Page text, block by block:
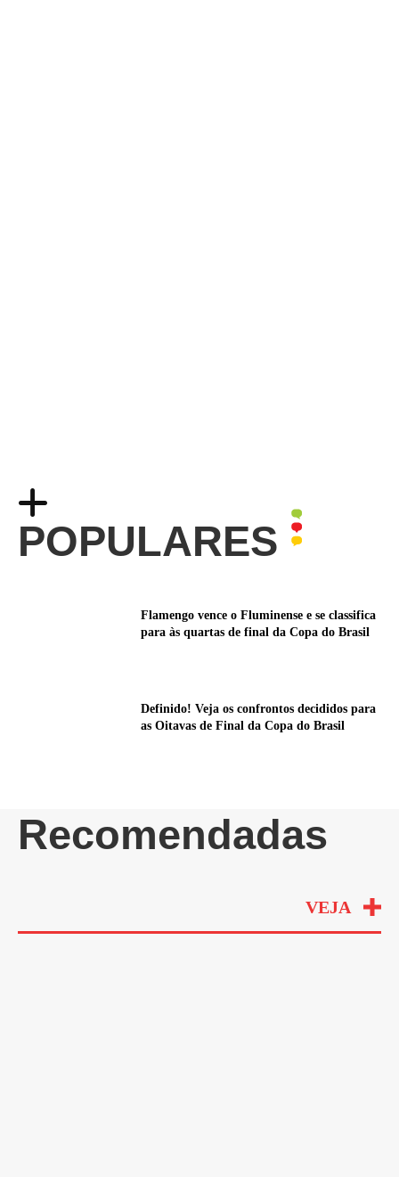
POPULARES
Flamengo vence o Fluminense e se classifica
para às quartas de final da Copa do Brasil
Definido! Veja os confrontos decididos para
as Oitavas de Final da Copa do Brasil
Recomendadas
VEJA